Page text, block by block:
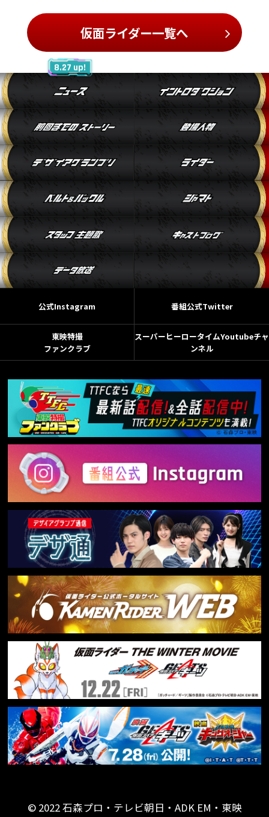
仮面ライダー一覧へ
8.27 up!
公式Instagram 番組公式Twitter
東映特撮
ファンクラブ
スーパーヒーロータイムYoutubeチャ
ンネル
© 2022 石森プロ・テレビ朝日・ADK EM・東映